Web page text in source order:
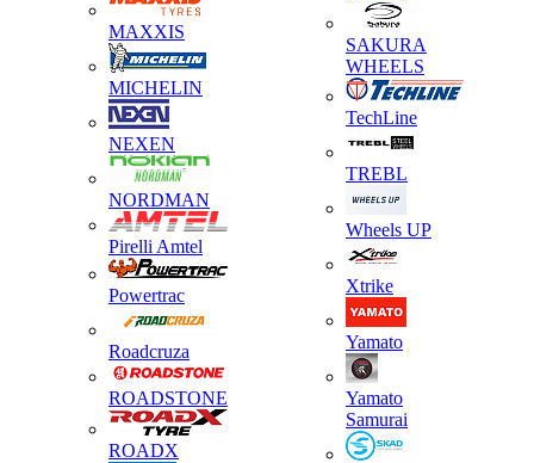
MAXXIS
MICHELIN
NEXEN
NORDMAN
Pirelli Amtel
Powertrac
Roadcruza
ROADSTONE
ROADX
SAKURA
WHEELS
TechLine
TREBL
Wheels UP
Xtrike
Yamato
Yamato
Samurai